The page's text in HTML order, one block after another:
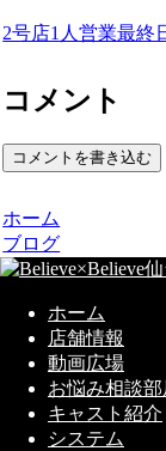
2号店1人営業最終
コメント
コメントを書き込む
ホーム
ブログ
ホーム
店舗情報
動画広場
お悩み相談部
キャスト紹介
システム